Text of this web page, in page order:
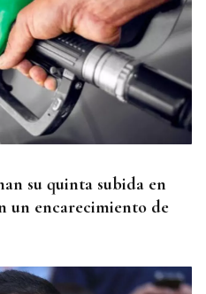
el XI ViBoMask
su quinta subida en
un encarecimiento de